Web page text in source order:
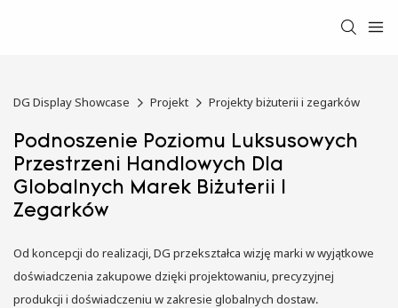
DG Display Showcase Projekt Projekty biżuterii i zegarków
Podnoszenie Poziomu Luksusowych
Przestrzeni Handlowych Dla
Globalnych Marek Biżuterii I
Zegarków
Od koncepcji do realizacji, DG przekształca wizję marki w wyjątkowe
doświadczenia zakupowe dzięki projektowaniu, precyzyjnej
produkcji i doświadczeniu w zakresie globalnych dostaw.